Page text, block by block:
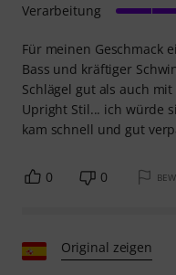
Für meinen Geschmack
Bass und kräftiger
Schlägel gut als auch
Upright Stil... ich würde
kam schnell und gut
Verarbeitung
0 0
Original zeigen